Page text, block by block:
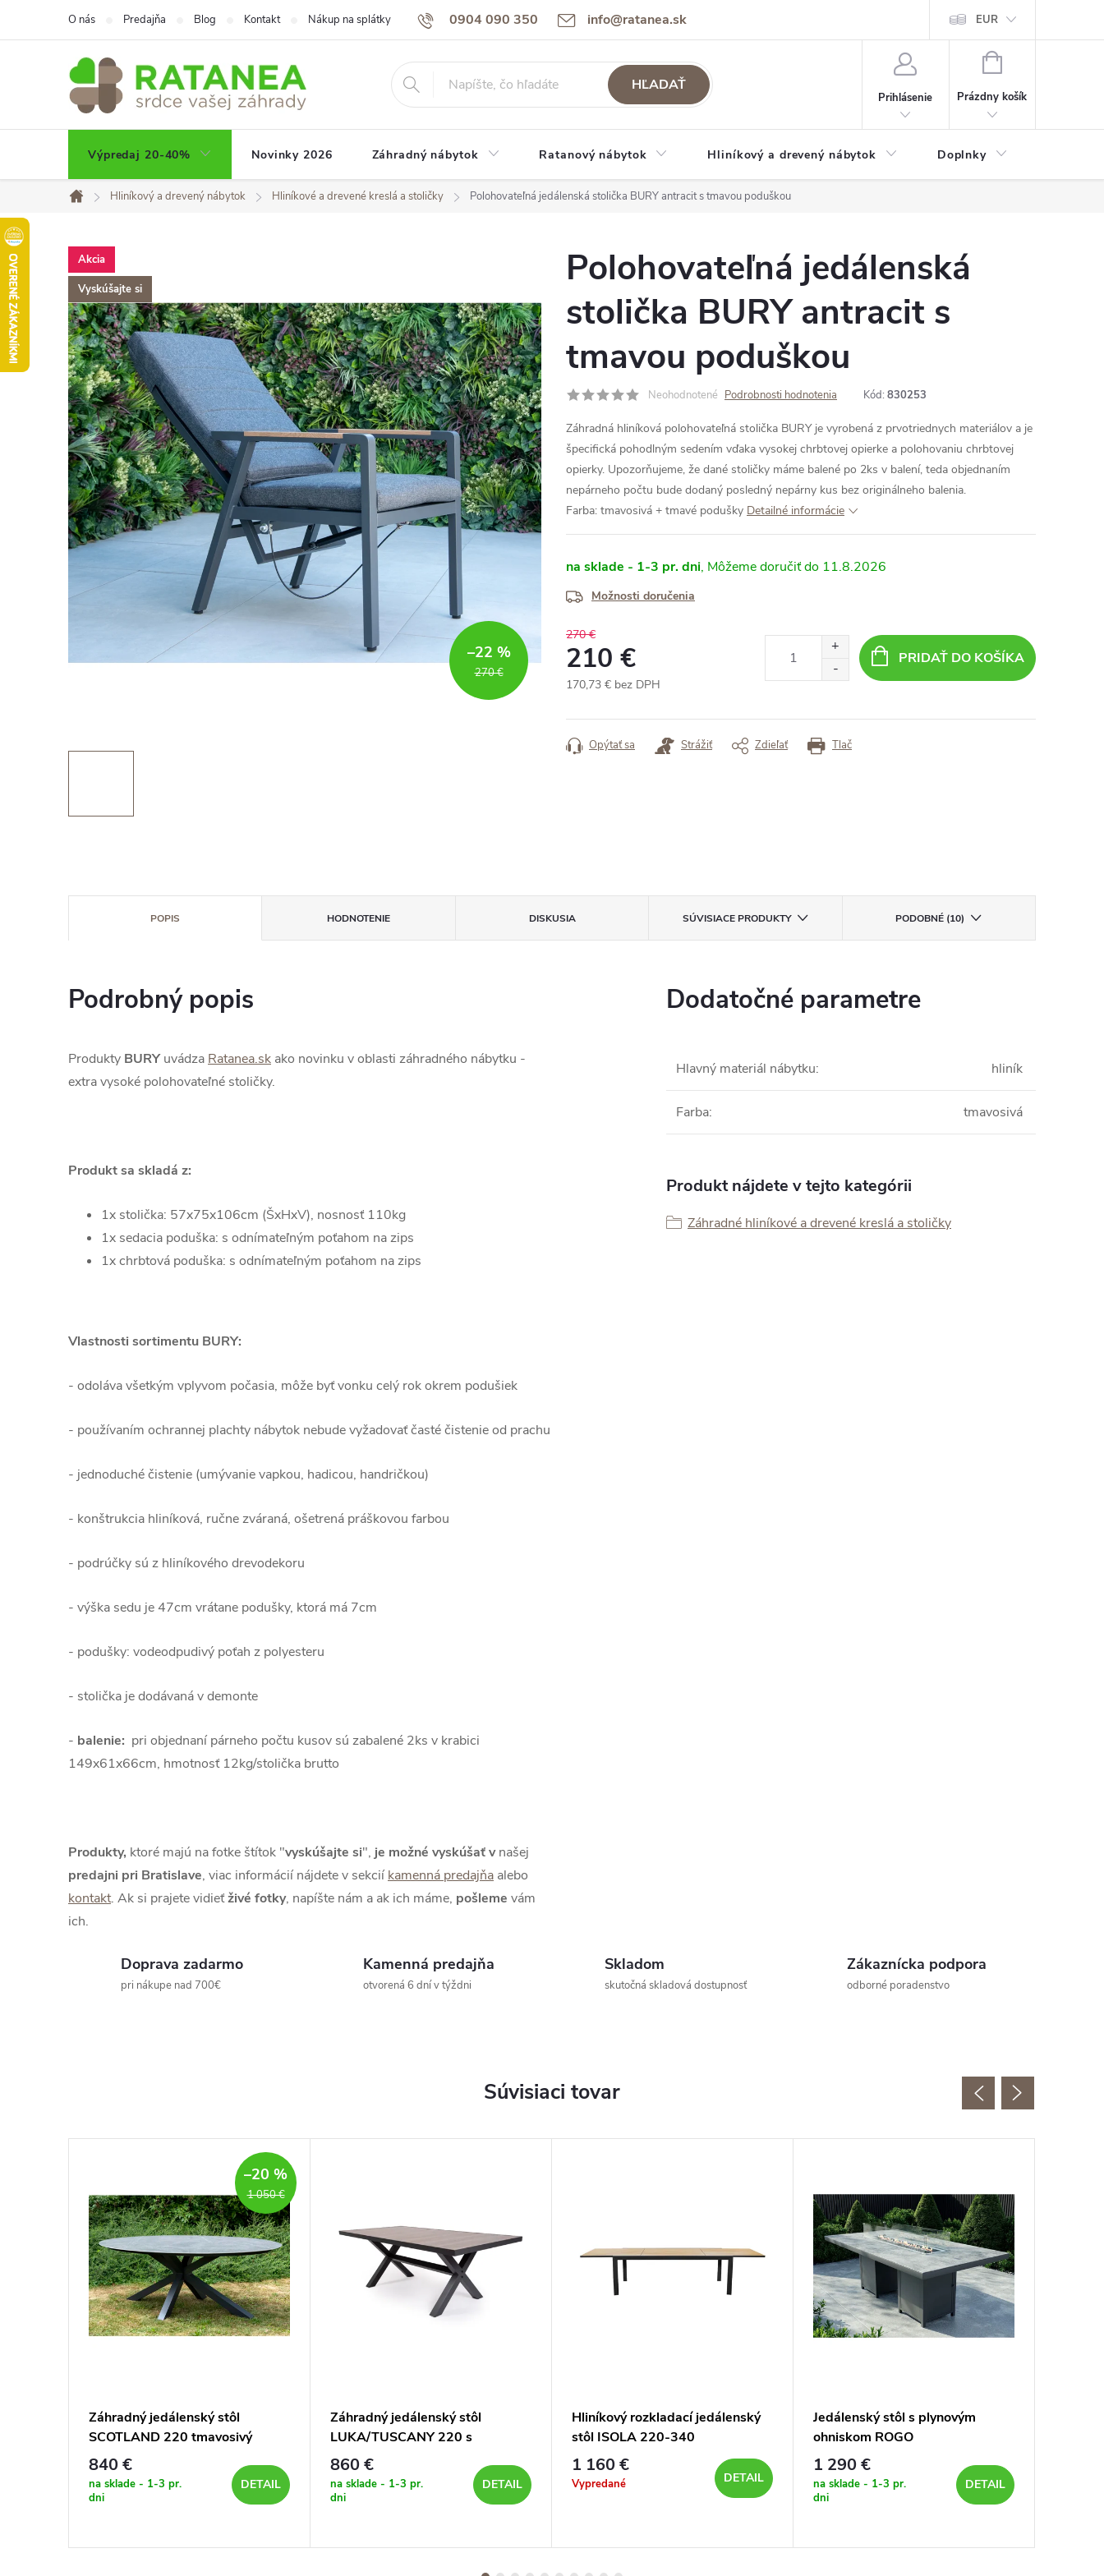
0904 090 350 info@ratanea.sk
O nás Predajňa Blog Kontakt Nákup na splátky Reklamácie a záruka Obchodné podmienky Podmienky ochrany osobných údajov Doprava a platba Veľkoobchod - import
EUR
HĽADAŤ
Prihlásenie
NÁKUPNÝ
Prázdny košík
Výpredaj 20-40% Novinky 2026 Záhradný nábytok Ratanový nábytok Hliníkový a drevený nábytok Doplnky
Domov
Hliníkový a drevený nábytok Hliníkové a drevené kreslá a stoličky Polohovateľná jedálenská stolička BURY antracit s tmavou poduškou
Akcia
Vyskúšajte si
270 €
–22 %
Polohovateľná jedálenská
stolička BURY antracit s
tmavou poduškou
Neohodnotené Podrobnosti hodnotenia Kód: 830253
Záhradná hliníková polohovateľná stolička BURY je vyrobená z prvotriednych materiálov a je
špecifická pohodlným sedením vďaka vysokej chrbtovej opierke a polohovaniu chrbtovej
opierky. Upozorňujeme, že dané stoličky máme balené po 2ks v balení, teda objednaním
nepárneho počtu bude dodaný posledný nepárny kus bez originálneho balenia.
Farba: tmavosivá + tmavé podušky Detailné informácie
na sklade - 1-3 pr. dni 11.8.2026
Možnosti doručenia
270 €
210 €
170,73 € bez DPH
cena:
PRIDAŤ DO KOŠÍKA
Tlač
Opýtať sa Strážiť Zdieľať
POPIS HODNOTENIE DISKUSIA SÚVISIACE PRODUKTY PODOBNÉ (10)
Podrobný popis
Produkty BURYuvádza Ratanea.sk ako novinku v oblasti záhradného nábytku -
extra vysoké polohovateľné stoličky.
Produkt sa skladá z:
1x stolička: 57x75x106cm (ŠxHxV), nosnosť 110kg
1x sedacia poduška: s odnímateľným poťahom na zips
1x chrbtová poduška: s odnímateľným poťahom na zips
Vlastnosti sortimentu BURY:
- odoláva všetkým vplyvom počasia, môže byť vonku celý rok okrem podušiek
- používaním ochrannej plachty nábytok nebude vyžadovať časté čistenie od prachu
- jednoduché čistenie (umývanie vapkou, hadicou, handričkou)
- konštrukcia hliníková, ručne zváraná, ošetrená práškovou farbou
- podrúčky sú z hliníkového drevodekoru
- výška sedu je 47cm vrátane podušky, ktorá má 7cm
- podušky: vodeodpudivý poťah z polyesteru
- stolička je dodávaná v demonte
- balenie: pri objednaní párneho počtu kusov sú zabalené 2ks v krabici
149x61x66cm, hmotnosť 12kg/stolička brutto
Produkty, ktoré majú na fotke štítok "vyskúšajte si", je možné vyskúšaťvnašej
predajni pri Bratislave, viac informácií nájdete v sekcií kamenná predajňa alebo
kontakt. Ak si prajete vidieťživé fotky, napíšte nám a ak ich máme, pošleme vám
ich.
Dodatočné parametre
Hlavný materiál nábytku: hliník
Farba: tmavosivá
Produkt nájdete v tejto kategórii
Záhradné hliníkové a drevené kreslá a stoličky
Doprava zadarmo
pri nákupe nad 700€
Kamenná predajňa
otvorená 6 dní v týždni
Skladom
skutočná skladová dostupnosť
Zákaznícka podpora
odborné poradenstvo
Súvisiaci tovar
1 050 €
–20 %
Záhradný jedálenský stôl
SCOTLAND 220 tmavosivý
840 €
na sklade - 1-3 pr.
dni
DETAIL
Záhradný jedálenský stôl
LUKA/TUSCANY 220 s
keramickými doskami
860 €
na sklade - 1-3 pr.
dni
DETAIL
Hliníkový rozkladací jedálenský
stôl ISOLA 220-340
1 160 €
Vypredané DETAIL
Jedálenský stôl s plynovým
ohniskom ROGO
1 290 €
na sklade - 1-3 pr.
dni
DETAIL